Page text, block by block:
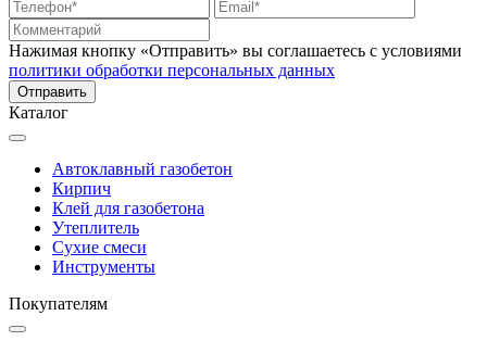
Нажимая кнопку «Отправить» вы соглашаетесь с условиями
политики обработки персональных данных
Каталог
Автоклавный газобетон
Кирпич
Клей для газобетона
Утеплитель
Сухие смеси
Инструменты
Покупателям